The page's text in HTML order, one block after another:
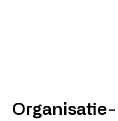
Organisatie-